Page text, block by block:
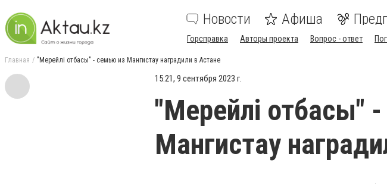
Новости Афиша
Горсправка Авторы проекта Вопрос - ответ
Главная "Мерейлі отбасы" - семью из Мангистау наградили в Астане
15:21, 9 сентября 2023 г.
"Мерейлі отбасы"
Мангистау